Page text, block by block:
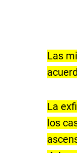
Las
La
los